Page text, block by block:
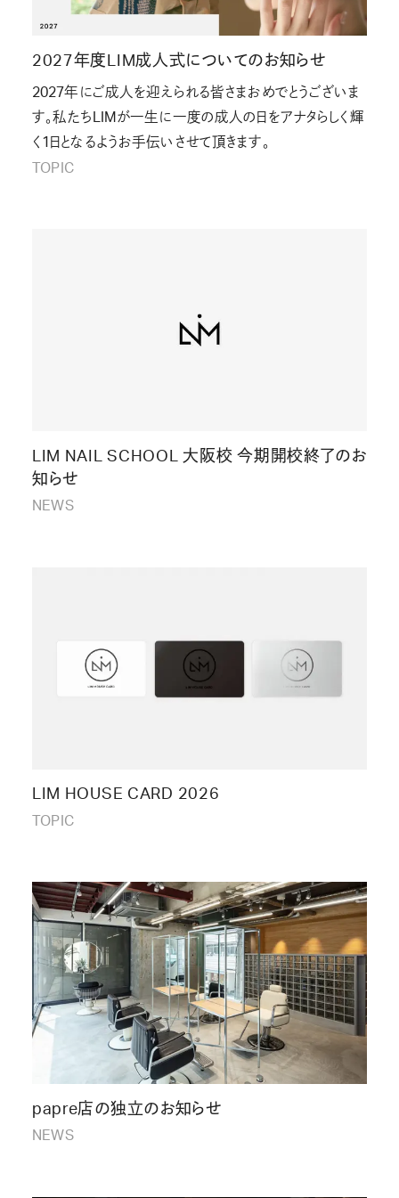
2027年度LIM成人式についてのお知らせ
2027年にご成人を迎えられる皆さまおめでとうございま
す。私たちLIMが一生に一度の成人の日をアナタらしく輝
く1日となるようお手伝いさせて頂きます。
TOPIC
LIM NAIL SCHOOL 大阪校 今期開校終了のお
知らせ
NEWS
LIM HOUSE CARD 2026
TOPIC
papre店の独立のお知らせ
NEWS